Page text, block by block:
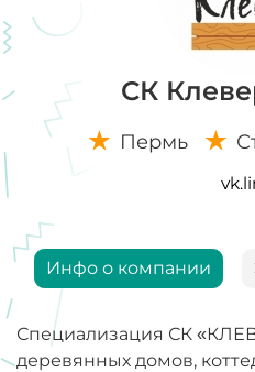
СК
Пермь
Инфо о компании
Специализация СК
деревянных домов,